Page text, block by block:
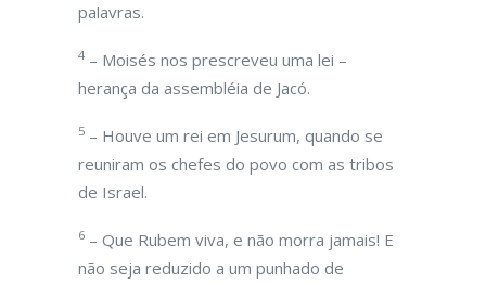
palavras.
4 – Moisés nos prescreveu uma lei –
herança da assembléia de Jacó.
5 – Houve um rei em Jesurum, quando se
reuniram os chefes do povo com as tribos
de Israel.
6 – Que Rubem viva, e não morra jamais! E
não seja reduzido a um punhado de